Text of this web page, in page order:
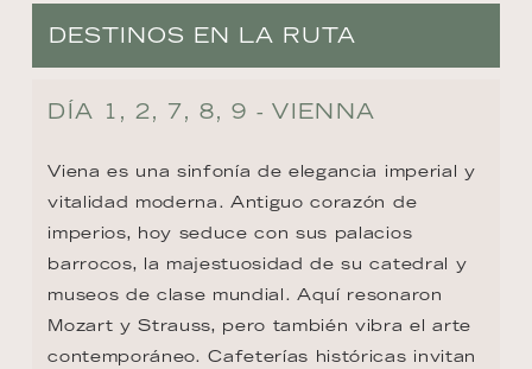
DESTINOS EN LA RUTA
DÍA 1, 2, 7, 8, 9 - VIENNA
Viena es una sinfonía de elegancia imperial y
vitalidad moderna. Antiguo corazón de
imperios, hoy seduce con sus palacios
barrocos, la majestuosidad de su catedral y
museos de clase mundial. Aquí resonaron
Mozart y Strauss, pero también vibra el arte
contemporáneo. Cafeterías históricas invitan